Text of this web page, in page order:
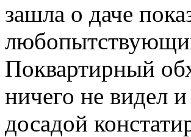
зашла о даче
Поквартирный
ничего не видел
досадой